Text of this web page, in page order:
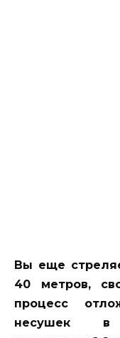
Вы еще
40 метров,
процесс
несушек в